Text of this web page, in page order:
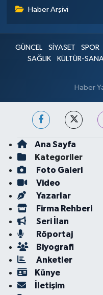
Haber Arşivi
GÜNCEL SİYASET SPOR
SAĞLIK
KÜLTÜR-
Haber
Ana Sayfa
Kategoriler
Foto Galeri
Video
Yazarlar
Firma Rehberi
Seri İlan
Röportaj
Biyografi
Anketler
Künye
İletişim